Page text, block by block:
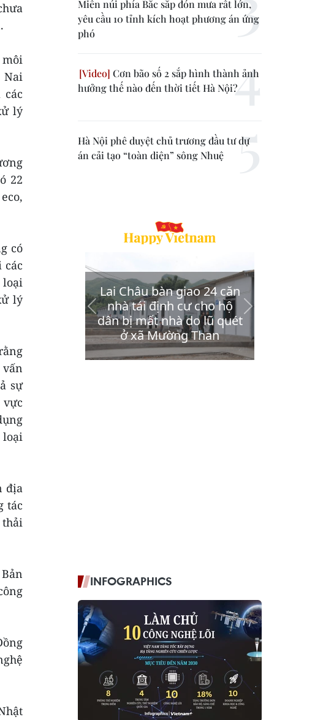
môi
Nai
lý
22
có
các
loại
lý
sự
địa
tác
Miền núi phía Bắc sắp đón mưa rất lớn,
yêu cầu 10 tỉnh kích hoạt phương án ứng
phó
Cơn bão số 2 sắp hình thành ảnh
hưởng thế nào đến thời tiết Hà Nội?
Hà Nội phê duyệt chủ trương đầu tư dự
án cải tạo “toàn diện” sông Nhuệ
INFOGRAPHICS